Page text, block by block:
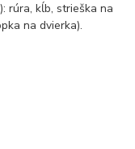
rúra, kĺb, strieška na
na dvierka).